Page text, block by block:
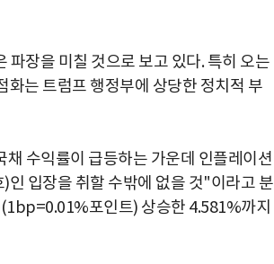
장을 미칠 것으로 보고 있다. 특히 오는
화는 트럼프 행정부에 상당한 정치적 부
수익률이 급등하는 가운데 인플레이션
인 입장을 취할 수밖에 없을 것"이라고 분
포인트) 상승한 4.581%까지